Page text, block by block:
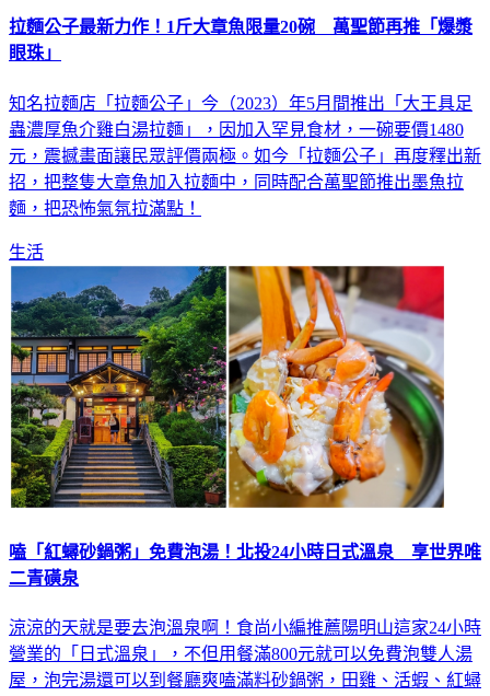
拉麵公子最新力作！1斤大章魚限量20碗 萬聖節再推「爆漿
眼珠」
知名拉麵店「拉麵公子」今（2023）年5月間推出「大王具足
蟲濃厚魚介雞白湯拉麵」，因加入罕見食材，一碗要價1480
元，震撼畫面讓民眾評價兩極。如今「拉麵公子」再度釋出新
招，把整隻大章魚加入拉麵中，同時配合萬聖節推出墨魚拉
麵，把恐怖氣氛拉滿點！
生活
嗑「紅蟳砂鍋粥」免費泡湯！北投24小時日式溫泉 享世界唯
二青磺泉
涼涼的天就是要去泡溫泉啊！食尚小編推薦陽明山這家24小時
營業的「日式溫泉」，不但用餐滿800元就可以免費泡雙人湯
屋，泡完湯還可以到餐廳爽嗑滿料砂鍋粥，田雞、活蝦、紅蟳